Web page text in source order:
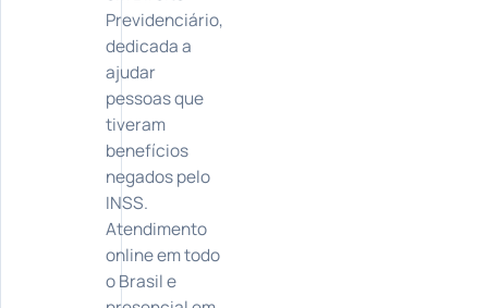
Previdenciário,
dedicada a
ajudar
pessoas que
tiveram
benefícios
negados pelo
INSS.
Atendimento
online em todo
o Brasil e